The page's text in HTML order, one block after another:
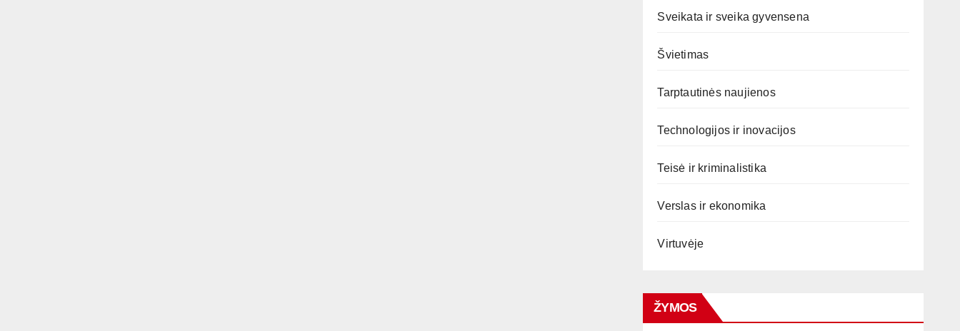
Sveikata ir sveika gyvensena
Švietimas
Tarptautinės naujienos
Technologijos ir inovacijos
Teisė ir kriminalistika
Verslas ir ekonomika
Virtuvėje
ŽYMOS